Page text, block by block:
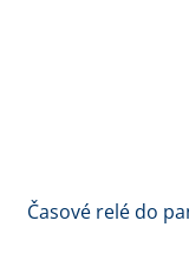
Časové relé do